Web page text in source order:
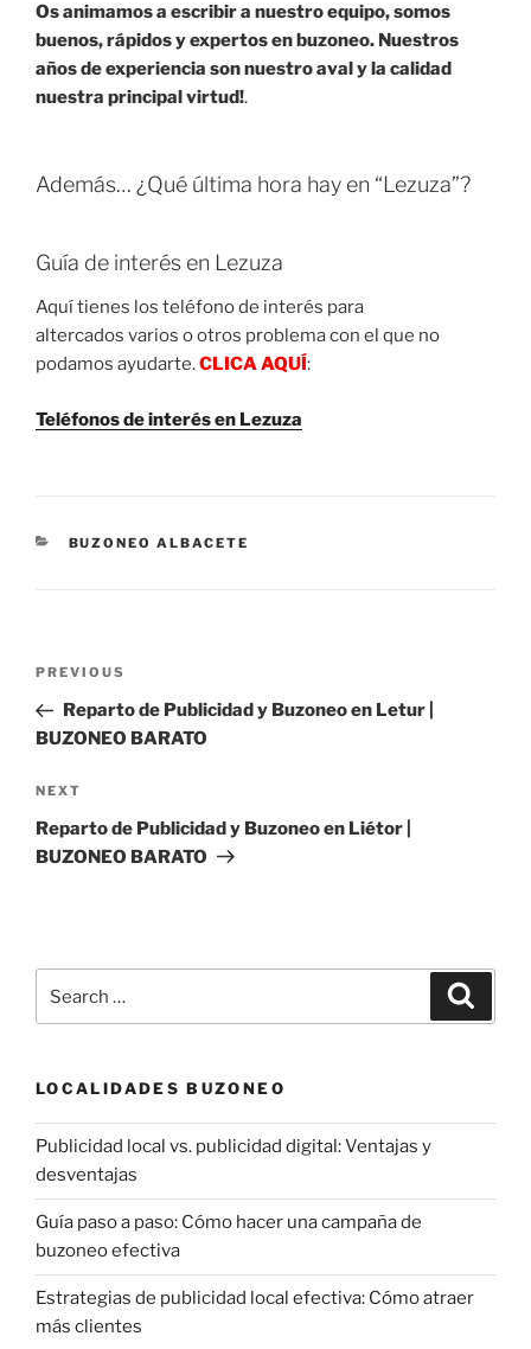
Os animamos a escribir a nuestro equipo, somos
buenos, rápidos y expertos en buzoneo. Nuestros
años de experiencia son nuestro aval y la calidad
nuestra principal virtud!.
Además… ¿Qué última hora hay en “Lezuza”?
Guía de interés en Lezuza
Aquí tienes los teléfono de interés para
altercados varios o otros problema con el que no
podamos ayudarte.CLICA AQUÍ:
Teléfonos de interés en Lezuza
CATEGORIES
BUZONEO ALBACETE
Previous
Post
PREVIOUS
Reparto de Publicidad y Buzoneo en Letur |
BUZONEO BARATO
Next
Post
NEXT
Reparto de Publicidad y Buzoneo en Liétor |
BUZONEO BARATO
for:
LOCALIDADES BUZONEO
Publicidad local vs. publicidad digital: Ventajas y
desventajas
Guía paso a paso: Cómo hacer una campaña de
buzoneo efectiva
Estrategias de publicidad local efectiva: Cómo atraer
más clientes